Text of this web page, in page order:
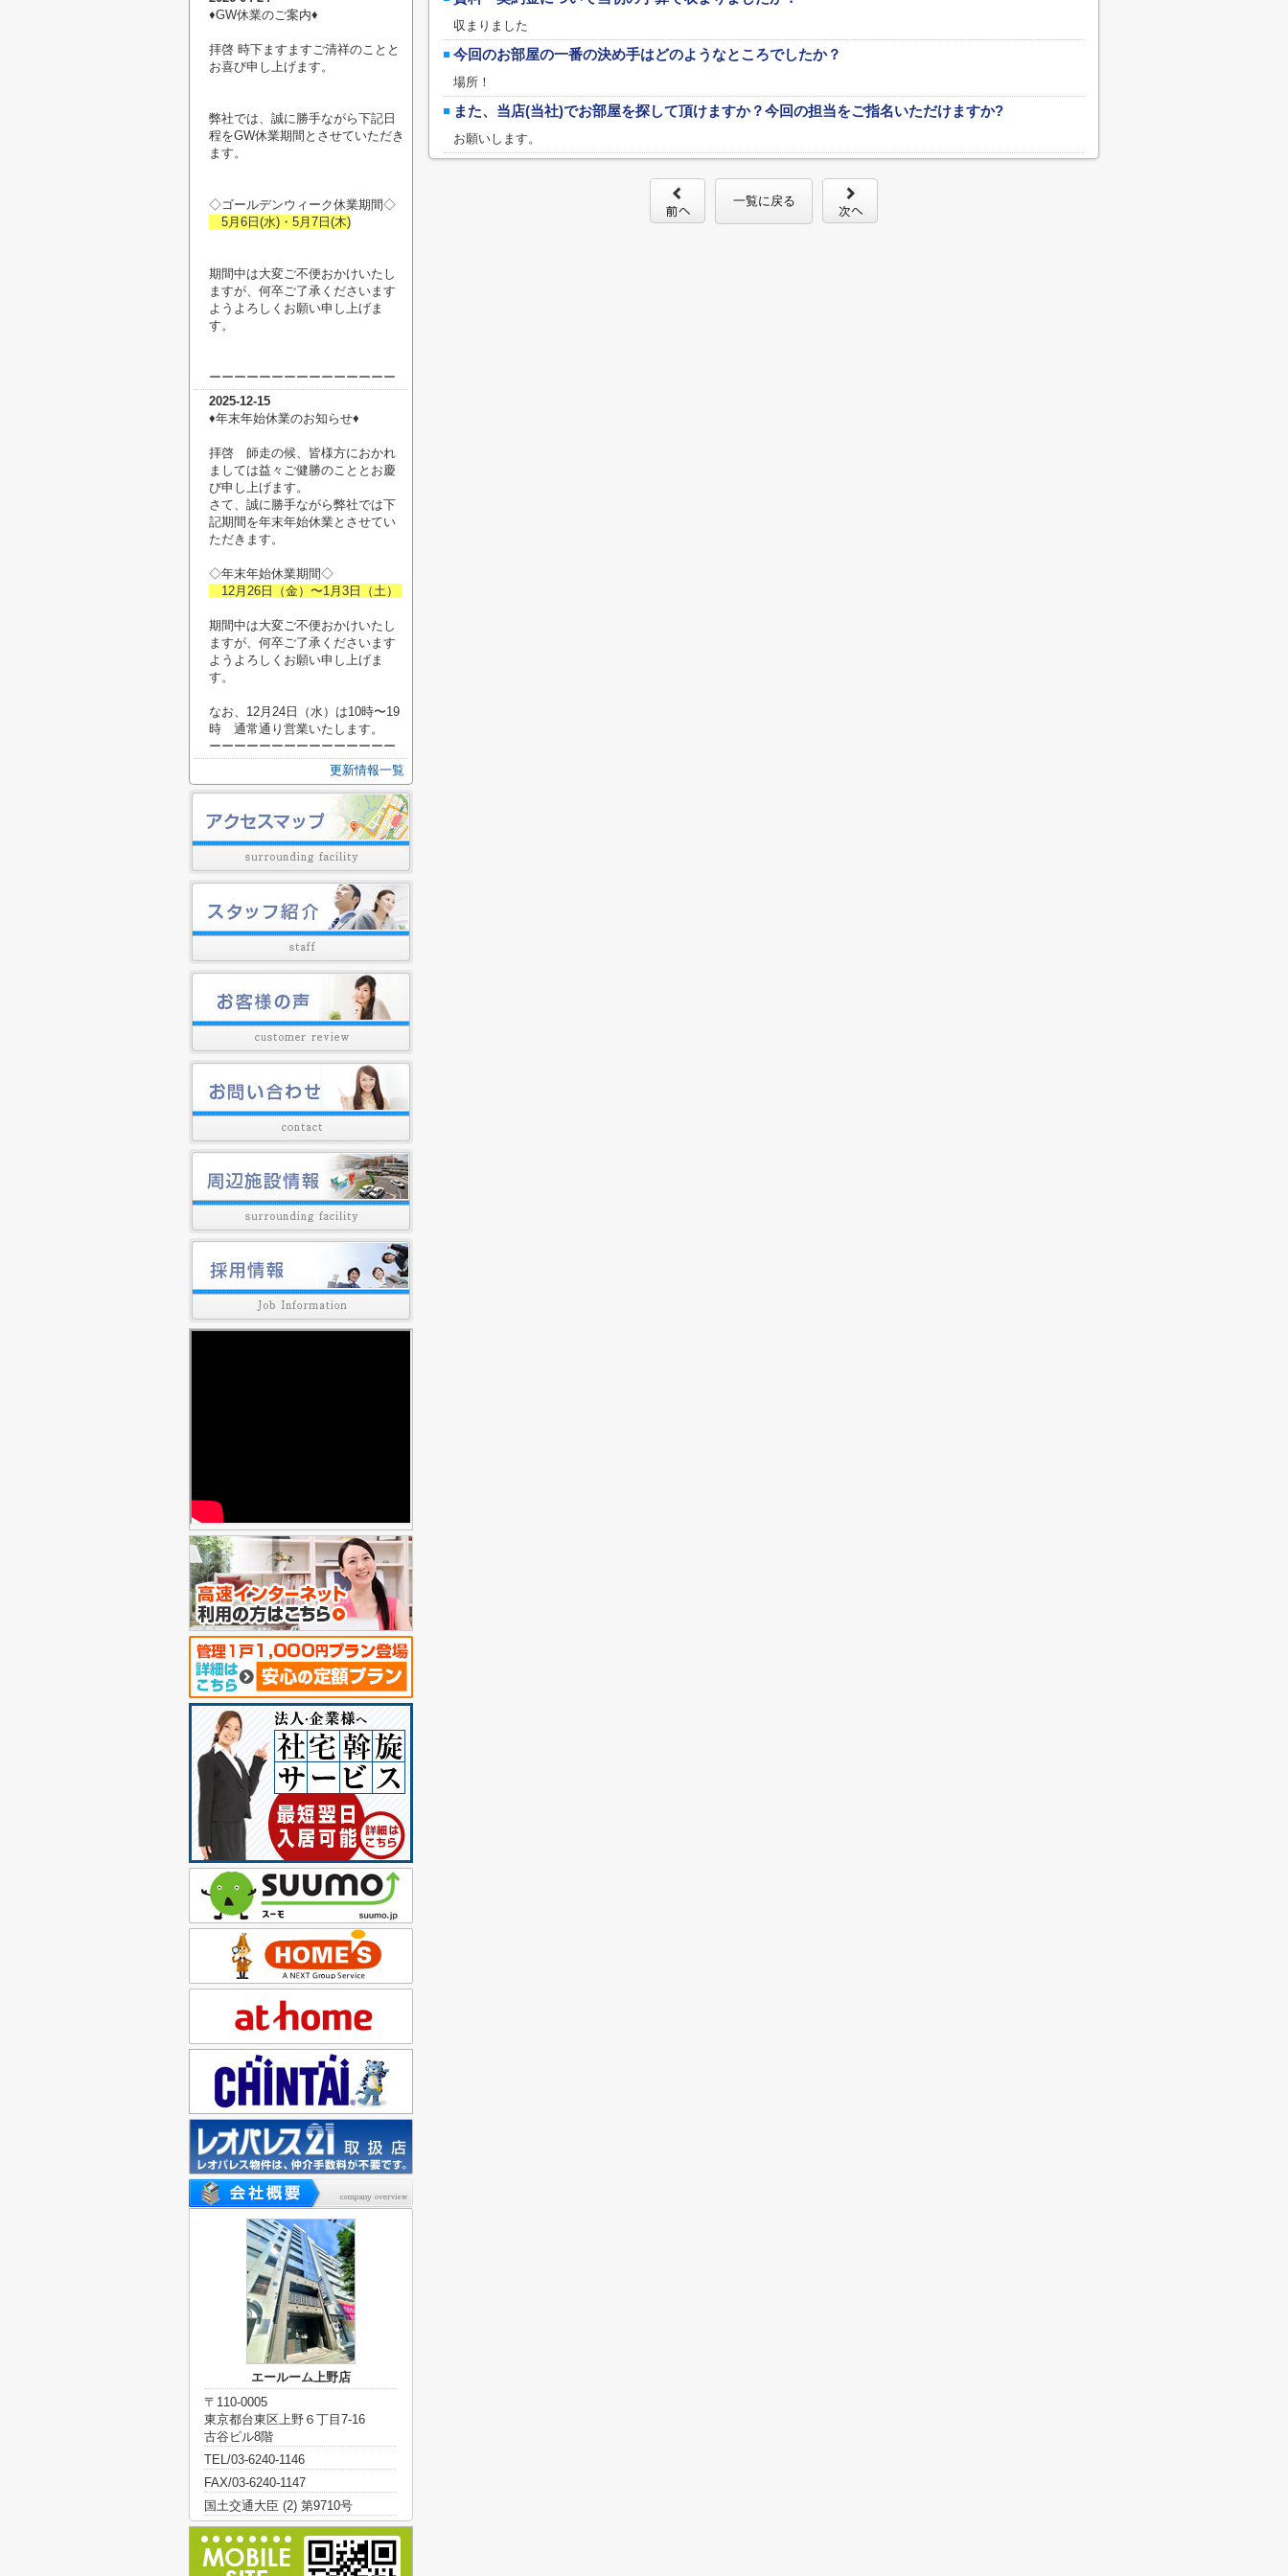
収まりました
今回のお部屋の一番の決め手はどのようなところでしたか？
場所！
また、当店(当社)でお部屋を探して頂けますか？今回の担当をご指名いただけますか?
お願いします。
一覧に戻る
♦︎GW休業のご案内♦︎
拝啓 時下ますますご清祥のことと
お喜び申し上げます。
弊社では、誠に勝手ながら下記日
程をGW休業期間とさせていただき
ます。
◇ゴールデンウィーク休業期間◇
5月6日(水)・5月7日(木)
期間中は大変ご不便おかけいたし
ますが、何卒ご了承くださいます
ようよろしくお願い申し上げま
す。
ーーーーーーーーーーーーーーー
2025-12-15
♦︎年末年始休業のお知らせ♦︎
拝啓 師走の候、皆様方におかれ
ましては益々ご健勝のこととお慶
び申し上げます。
さて、誠に勝手ながら弊社では下
記期間を年末年始休業とさせてい
ただきます。
◇年末年始休業期間◇
12月26日（金）〜1月3日（土）
期間中は大変ご不便おかけいたし
ますが、何卒ご了承くださいます
ようよろしくお願い申し上げま
す。
なお、12月24日（水）は10時〜19
時 通常通り営業いたします。
ーーーーーーーーーーーーーーー
更新情報一覧
エールーム上野店
〒110-0005
東京都台東区上野６丁目7-16
古谷ビル8階
TEL/03-6240-1146
FAX/03-6240-1147
国土交通大臣 (2) 第9710号